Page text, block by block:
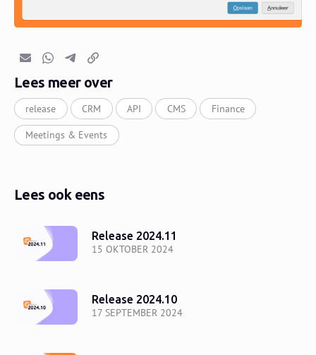
E-mailWhatsapp
TelegramKopieer link
Lees meer over
release CRM API CMS Finance
Meetings & Events
Lees ook eens
15 OKTOBER 2024
Release 2024.11
17 SEPTEMBER 2024
Release 2024.10